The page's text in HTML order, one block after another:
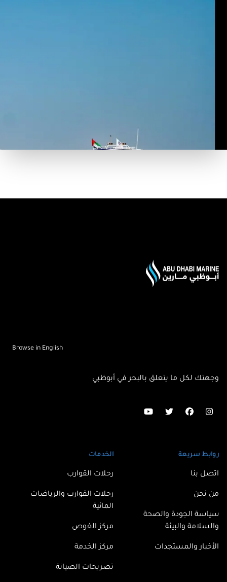
Browse in English
وجهتك لكل ما يتعلق بالبحر في أبوظبي
Follow us on instagram
Follow us on facebook
Follow us on twitter
Follow us on youtube
روابط سريعة
اتصل بنا
من نحن
سياسة الجودة والصحة
والسلامة والبيئة
الأخبار والمستجدات
الخدمات
رحلات القوارب
رحلات القوارب والرياضات
المائية
مركز الغوص
مركز الخدمة
تصريحات الصيانة